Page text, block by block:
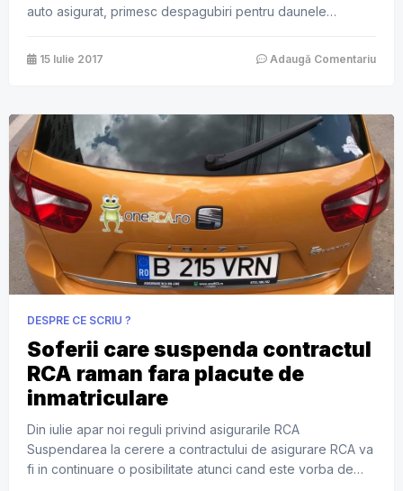
auto asigurat, primesc despagubiri pentru daunele
in acel accident. Toate persoanele fizice sau juridice care
au in proprietate vehicule supuse inmatricularii/inregistrarii
15 Iulie 2017 Adaugă Comentariu
DESPRE CE SCRIU ?
Soferii care suspenda contractul
RCA raman fara placute de
inmatriculare
Din iulie apar noi reguli privind asigurarile RCA
Suspendarea la cerere a contractului de asigurare RCA va
fi in continuare o posibilitate atunci cand este vorba de